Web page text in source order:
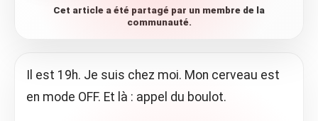
Cet article a été partagé par un membre de la
communauté.
Il est 19h. Je suis chez moi. Mon cerveau est
en mode OFF. Et là : appel du boulot.